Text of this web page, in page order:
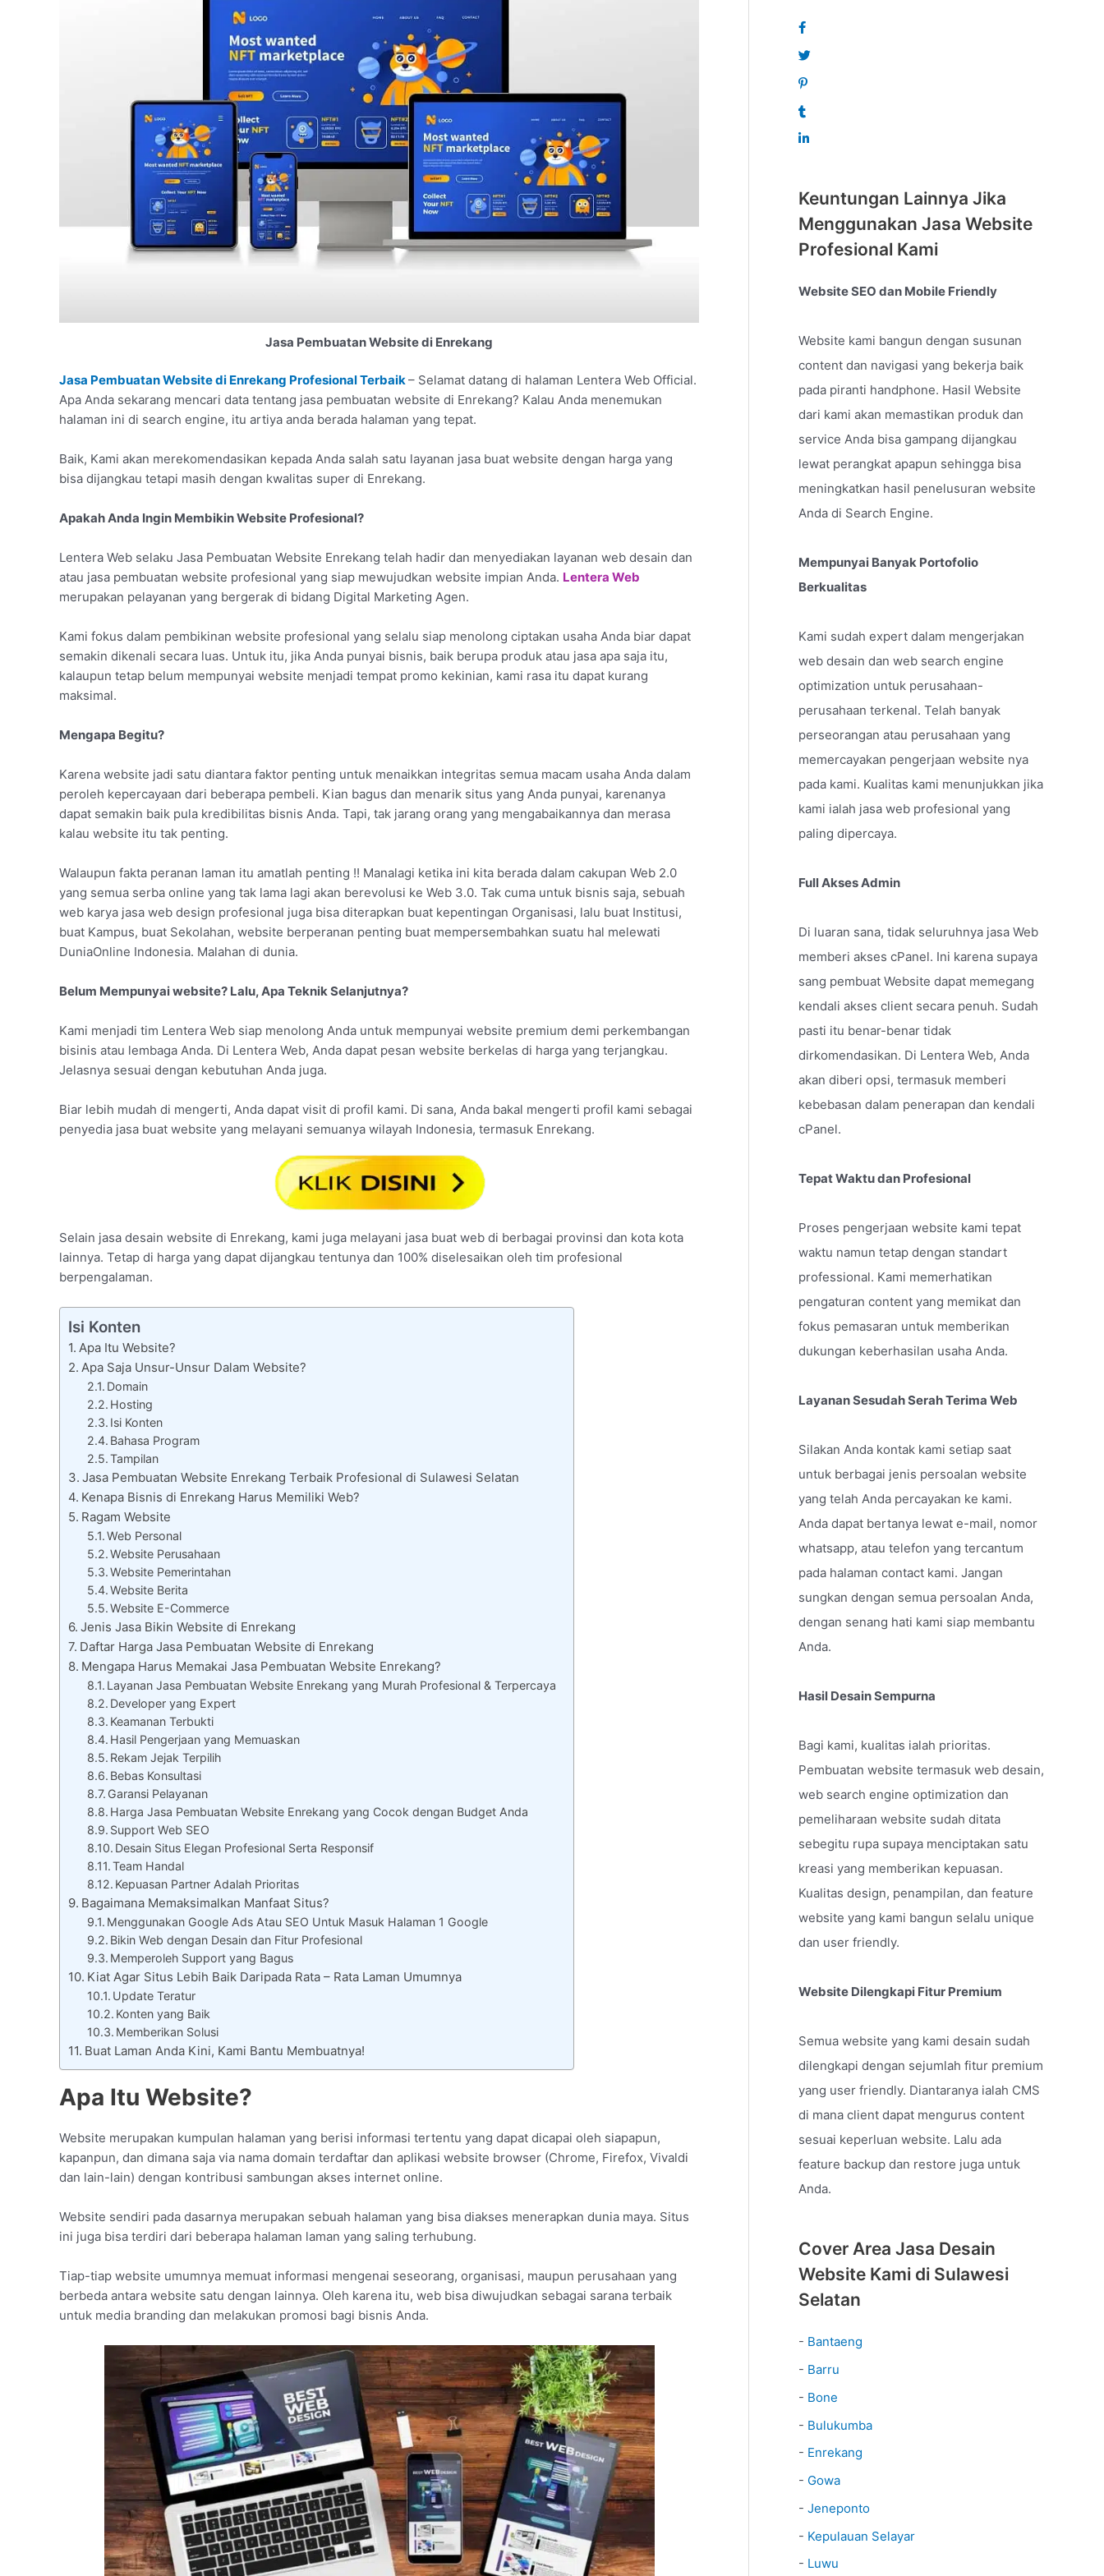
Jasa Pembuatan Website di Enrekang
Jasa Pembuatan Website di Enrekang Profesional Terbaik– Selamat datang di halaman Lentera Web Official.
Apa Anda sekarang mencari data tentang jasa pembuatan website di Enrekang? Kalau Anda menemukan
halaman ini di search engine, itu artiya anda berada halaman yang tepat.
Baik, Kami akan merekomendasikan kepada Anda salah satu layanan jasa buat website dengan harga yang
bisa dijangkau tetapi masih dengan kwalitas super di Enrekang.
Apakah Anda Ingin Membikin Website Profesional?
Lentera Web selaku Jasa Pembuatan Website Enrekang telah hadir dan menyediakan layanan web desain dan
atau jasa pembuatan website profesional yang siap mewujudkan website impian Anda. Lentera Web
merupakan pelayanan yang bergerak di bidang Digital Marketing Agen.
Kami fokus dalam pembikinan website profesional yang selalu siap menolong ciptakan usaha Anda biar dapat
semakin dikenali secara luas. Untuk itu, jika Anda punyai bisnis, baik berupa produk atau jasa apa saja itu,
kalaupun tetap belum mempunyai website menjadi tempat promo kekinian, kami rasa itu dapat kurang
maksimal.
Mengapa Begitu?
Karena website jadi satu diantara faktor penting untuk menaikkan integritas semua macam usaha Anda dalam
peroleh kepercayaan dari beberapa pembeli. Kian bagus dan menarik situs yang Anda punyai, karenanya
dapat semakin baik pula kredibilitas bisnis Anda. Tapi, tak jarang orang yang mengabaikannya dan merasa
kalau website itu tak penting.
Walaupun fakta peranan laman itu amatlah penting !! Manalagi ketika ini kita berada dalam cakupan Web 2.0
yang semua serba online yang tak lama lagi akan berevolusi ke Web 3.0. Tak cuma untuk bisnis saja, sebuah
web karya jasa web design profesional juga bisa diterapkan buat kepentingan Organisasi, lalu buat Institusi,
buat Kampus, buat Sekolahan, website berperanan penting buat mempersembahkan suatu hal melewati
DuniaOnline Indonesia. Malahan di dunia.
Belum Mempunyai website? Lalu, Apa Teknik Selanjutnya?
Kami menjadi tim Lentera Web siap menolong Anda untuk mempunyai website premium demi perkembangan
bisinis atau lembaga Anda. Di Lentera Web, Anda dapat pesan website berkelas di harga yang terjangkau.
Jelasnya sesuai dengan kebutuhan Anda juga.
Biar lebih mudah di mengerti, Anda dapat visit di profil kami. Di sana, Anda bakal mengerti profil kami sebagai
penyedia jasa buat website yang melayani semuanya wilayah Indonesia, termasuk Enrekang.
Selain jasa desain website di Enrekang, kami juga melayani jasa buat web di berbagai provinsi dan kota kota
lainnya. Tetap di harga yang dapat dijangkau tentunya dan 100% diselesaikan oleh tim profesional
berpengalaman.
Isi Konten
Apa Itu Website?
Apa Saja Unsur-Unsur Dalam Website?
Domain
Hosting
Isi Konten
Bahasa Program
Tampilan
Jasa Pembuatan Website Enrekang Terbaik Profesional di Sulawesi Selatan
Kenapa Bisnis di Enrekang Harus Memiliki Web?
Ragam Website
Web Personal
Website Perusahaan
Website Pemerintahan
Website Berita
Website E-Commerce
Jenis Jasa Bikin Website di Enrekang
Daftar Harga Jasa Pembuatan Website di Enrekang
Mengapa Harus Memakai Jasa Pembuatan Website Enrekang?
Layanan Jasa Pembuatan Website Enrekang yang Murah Profesional & Terpercaya
Developer yang Expert
Keamanan Terbukti
Hasil Pengerjaan yang Memuaskan
Rekam Jejak Terpilih
Bebas Konsultasi
Garansi Pelayanan
Harga Jasa Pembuatan Website Enrekang yang Cocok dengan Budget Anda
Support Web SEO
Desain Situs Elegan Profesional Serta Responsif
Team Handal
Kepuasan Partner Adalah Prioritas
Bagaimana Memaksimalkan Manfaat Situs?
Menggunakan Google Ads Atau SEO Untuk Masuk Halaman 1 Google
Bikin Web dengan Desain dan Fitur Profesional
Memperoleh Support yang Bagus
Kiat Agar Situs Lebih Baik Daripada Rata – Rata Laman Umumnya
Update Teratur
Konten yang Baik
Memberikan Solusi
Buat Laman Anda Kini, Kami Bantu Membuatnya!
Apa Itu Website?
Website merupakan kumpulan halaman yang berisi informasi tertentu yang dapat dicapai oleh siapapun,
kapanpun, dan dimana saja via nama domain terdaftar dan aplikasi website browser (Chrome, Firefox, Vivaldi
dan lain-lain) dengan kontribusi sambungan akses internet online.
Website sendiri pada dasarnya merupakan sebuah halaman yang bisa diakses menerapkan dunia maya. Situs
ini juga bisa terdiri dari beberapa halaman laman yang saling terhubung.
Tiap-tiap website umumnya memuat informasi mengenai seseorang, organisasi, maupun perusahaan yang
berbeda antara website satu dengan lainnya. Oleh karena itu, web bisa diwujudkan sebagai sarana terbaik
untuk media branding dan melakukan promosi bagi bisnis Anda.
Keuntungan Lainnya Jika
Menggunakan Jasa Website
Profesional Kami
Website SEO dan Mobile Friendly
Website kami bangun dengan susunan
content dan navigasi yang bekerja baik
pada piranti handphone. Hasil Website
dari kami akan memastikan produk dan
service Anda bisa gampang dijangkau
lewat perangkat apapun sehingga bisa
meningkatkan hasil penelusuran website
Anda di Search Engine.
Mempunyai Banyak Portofolio
Berkualitas
Kami sudah expert dalam mengerjakan
web desain dan web search engine
optimization untuk perusahaan-
perusahaan terkenal. Telah banyak
perseorangan atau perusahaan yang
memercayakan pengerjaan website nya
pada kami. Kualitas kami menunjukkan jika
kami ialah jasa web profesional yang
paling dipercaya.
Full Akses Admin
Di luaran sana, tidak seluruhnya jasa Web
memberi akses cPanel. Ini karena supaya
sang pembuat Website dapat memegang
kendali akses client secara penuh. Sudah
pasti itu benar-benar tidak
dirkomendasikan. Di Lentera Web, Anda
akan diberi opsi, termasuk memberi
kebebasan dalam penerapan dan kendali
cPanel.
Tepat Waktu dan Profesional
Proses pengerjaan website kami tepat
waktu namun tetap dengan standart
professional. Kami memerhatikan
pengaturan content yang memikat dan
fokus pemasaran untuk memberikan
dukungan keberhasilan usaha Anda.
Layanan Sesudah Serah Terima Web
Silakan Anda kontak kami setiap saat
untuk berbagai jenis persoalan website
yang telah Anda percayakan ke kami.
Anda dapat bertanya lewat e-mail, nomor
whatsapp, atau telefon yang tercantum
pada halaman contact kami. Jangan
sungkan dengan semua persoalan Anda,
dengan senang hati kami siap membantu
Anda.
Hasil Desain Sempurna
Bagi kami, kualitas ialah prioritas.
Pembuatan website termasuk web desain,
web search engine optimization dan
pemeliharaan website sudah ditata
sebegitu rupa supaya menciptakan satu
kreasi yang memberikan kepuasan.
Kualitas design, penampilan, dan feature
website yang kami bangun selalu unique
dan user friendly.
Website Dilengkapi Fitur Premium
Semua website yang kami desain sudah
dilengkapi dengan sejumlah fitur premium
yang user friendly. Diantaranya ialah CMS
di mana client dapat mengurus content
sesuai keperluan website. Lalu ada
feature backup dan restore juga untuk
Anda.
Cover Area Jasa Desain
Website Kami di Sulawesi
Selatan
- Bantaeng
- Barru
- Bone
- Bulukumba
- Enrekang
- Gowa
- Jeneponto
- Kepulauan Selayar
- Luwu